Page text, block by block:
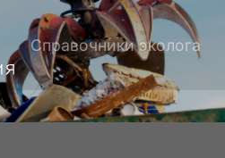
Справочники эколога